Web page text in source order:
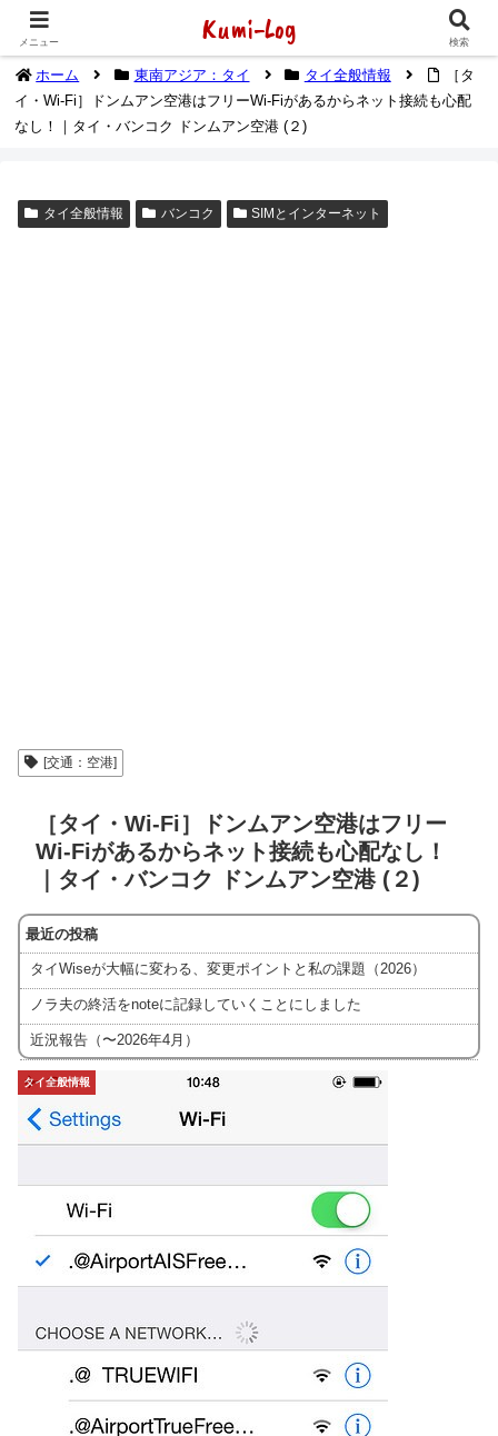
2014年1月から海外放浪（デジタルノマド）してます
ホーム 東南アジア：タイ タイ全般情報
［タ
イ・Wi-Fi］ドンムアン空港はフリーWi-Fiがあるからネット接続も心配
なし！｜タイ・バンコク ドンムアン空港 (２)
タイ全般情報 バンコク SIMとインターネット
[交通：空港]
［タイ・Wi-Fi］ドンムアン空港はフリー
Wi-Fiがあるからネット接続も心配なし！
｜タイ・バンコク ドンムアン空港 (２)
最近の投稿
タイWiseが大幅に変わる、変更ポイントと私の課題（2026）
ノラ夫の終活をnoteに記録していくことにしました
近況報告（〜2026年4月）
タイ全般情報
メニュー Kumi-Log 検索